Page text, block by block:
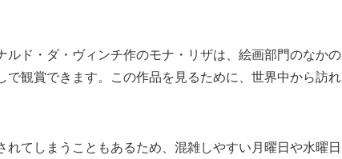
ルド・ダ・ヴィンチ作のモナ・リザは、絵画部門のなかの
で観賞できます。この作品を見るために、世界中から訪れ
てしまうこともあるため、混雑しやすい月曜日や水曜日